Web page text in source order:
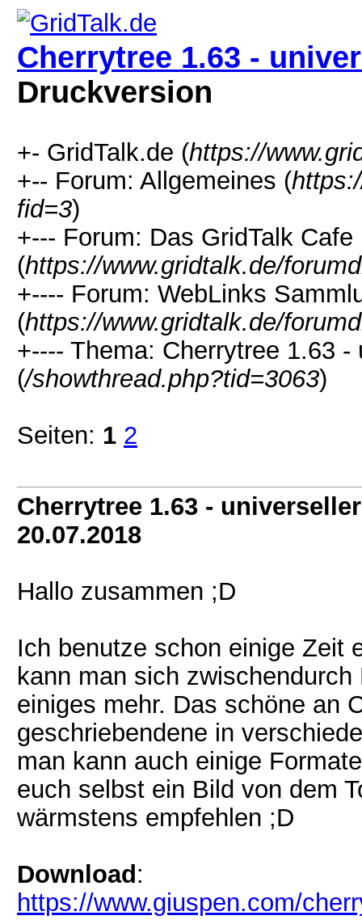
Cherrytree 1.63 -
Druckversion
+- GridTalk.de (https://
+-- Forum: Allgemeines (
fid=3)
+--- Forum: Das GridTalk Cafe
(https://www.gridtalk.de/
+---- Forum: WebLinks
(https://www.gridtalk.de/
+---- Thema: Cherrytree 1.63
(/showthread.php?tid=3063)
Seiten: 1 2
Cherrytree 1.63 -
20.07.2018
Hallo zusammen ;D
Ich benutze schon einige Zeit
kann man sich
einiges mehr. Das schöne an
geschriebendene in
man kann auch einige
euch selbst ein Bild von dem
wärmstens empfehlen ;D
Download :
https://www.giuspen.com/